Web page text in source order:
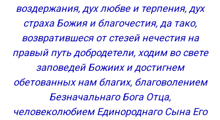
воздержания, дух любве и терпения, дух
страха Божия и благочестия, да тако,
возвратившеся от стезей нечестия на
правый путь добродетели, ходим во свете
заповедей Божиих и достигнем
обетованных нам благих, благоволением
Безначальнаго Бога Отца,
человеколюбием Единороднаго Сына Его